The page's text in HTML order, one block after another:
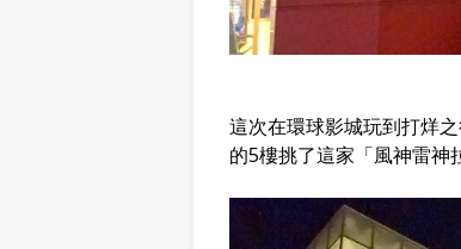
這次在環球影城玩到打烊
的5樓挑了這家「風神雷神